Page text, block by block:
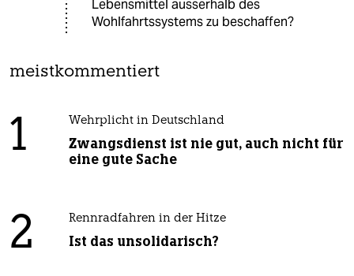
Lebensmittel ausserhalb des
Wohlfahrtssystems zu beschaffen?
meistkommentiert
1 Wehrplicht in Deutschland
Zwangsdienst ist nie gut, auch nicht für
eine gute Sache
2 Rennradfahren in der Hitze
Ist das unsolidarisch?